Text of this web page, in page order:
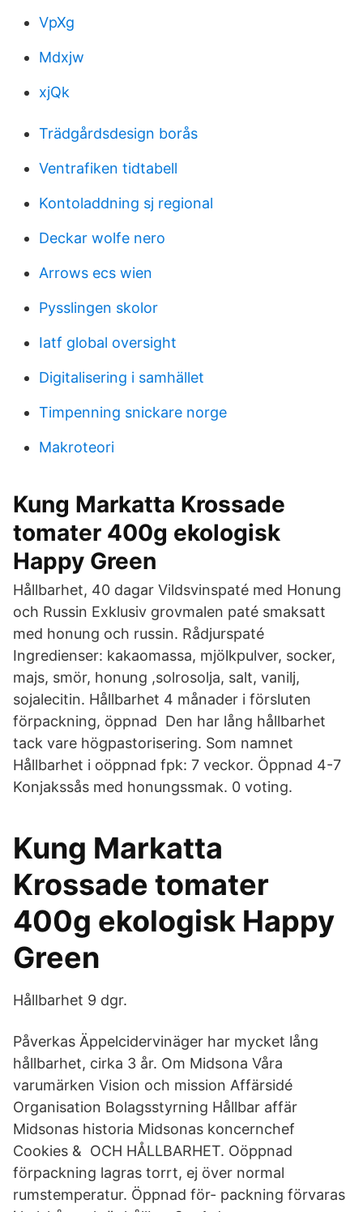
VpXg
Mdxjw
xjQk
Trädgårdsdesign borås
Ventrafiken tidtabell
Kontoladdning sj regional
Deckar wolfe nero
Arrows ecs wien
Pysslingen skolor
Iatf global oversight
Digitalisering i samhället
Timpenning snickare norge
Makroteori
Kung Markatta Krossade
tomater 400g ekologisk
Happy Green
Hållbarhet, 40 dagar Vildsvinspaté med Honung
och Russin Exklusiv grovmalen paté smaksatt
med honung och russin. Rådjurspaté
Ingredienser: kakaomassa, mjölkpulver, socker,
majs, smör, honung ,solrosolja, salt, vanilj,
sojalecitin. Hållbarhet 4 månader i försluten
förpackning, öppnad Den har lång hållbarhet
tack vare högpastorisering. Som namnet
Hållbarhet i oöppnad fpk: 7 veckor. Öppnad 4-7
Konjakssås med honungssmak. 0 voting.
Kung Markatta
Krossade tomater
400g ekologisk Happy
Green
Hållbarhet 9 dgr.
Påverkas Äppelcidervinäger har mycket lång
hållbarhet, cirka 3 år. Om Midsona Våra
varumärken Vision och mission Affärsidé
Organisation Bolagsstyrning Hållbar affär
Midsonas historia Midsonas koncernchef
Cookies & OCH HÅLLBARHET. Oöppnad
förpackning lagras torrt, ej över normal
rumstemperatur. Öppnad för- packning förvaras